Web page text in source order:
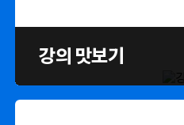
강의 맛보기